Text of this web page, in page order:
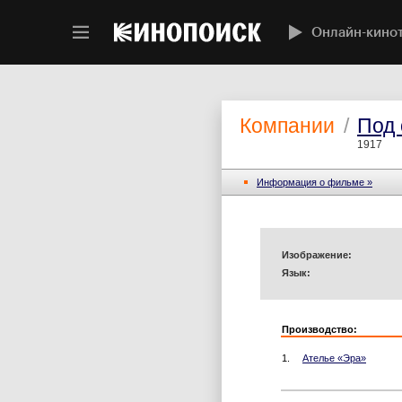
Онлайн-
Компании / Под
1917
Информация o фильме »
Изображение:
Язык:
Производство:
1. Ателье «Эра»